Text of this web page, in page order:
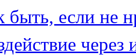
быть, если не
через